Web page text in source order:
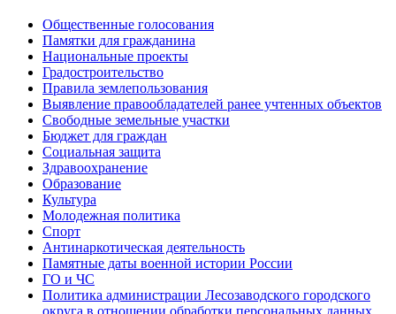
Общественные голосования
Памятки для гражданина
Национальные проекты
Градостроительство
Правила землепользования
Выявление правообладателей ранее учтенных объектов
Свободные земельные участки
Бюджет для граждан
Социальная защита
Здравоохранение
Образование
Культура
Молодежная политика
Спорт
Антинаркотическая деятельность
Памятные даты военной истории России
ГО и ЧС
Политика администрации Лесозаводского городского
округа в отношении обработки персональных данных